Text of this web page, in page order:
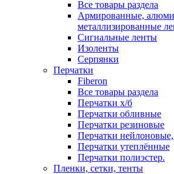
Все товары раздела
Армированные,
металлизированные
Сигнальные ленты
Изоленты
Серпянки
Перчатки
Fiberon
Все товары раздела
Перчатки х/б
Перчатки обливные
Перчатки резиновые
Перчатки
Перчатки утеплённые
Перчатки полиэстер.
Пленки, сетки, тенты